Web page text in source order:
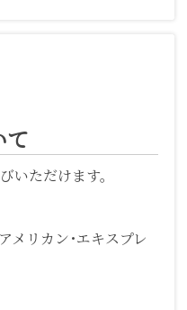
て
いただけます。
メリカン･エキスプレ